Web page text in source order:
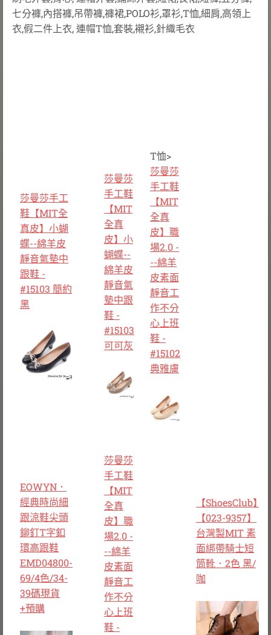
七分褲,內搭褲,吊帶褲,褲裙,POLO衫,罩衫,T恤,細肩,高領上
衣,假二件上衣, 連帽T恤,套裝,襯衫,針織毛衣
莎曼莎手工
鞋【MIT全
真皮】小蝴
蝶--綿羊皮
靜音氣墊中
跟鞋 -
#15103 簡約
黑
莎曼莎
手工鞋
【MIT
全真
皮】小
蝴蝶--
綿羊皮
靜音氣
墊中跟
鞋 -
#15103
可可灰
T恤>
莎曼莎
手工鞋
【MIT
全真
皮】職
場2.0 -
--綿羊
皮素面
靜音工
作不分
心上班
鞋 -
#15102
典雅膚
EOWYN．
經典時尚細
跟涼鞋尖頭
鉚釘T字釦
環高跟鞋
EMD04800-
69/4色/34-
39碼現貨
+預購
莎曼莎
手工鞋
【MIT
全真
皮】職
場2.0 -
--綿羊
皮素面
靜音工
作不分
心上班
鞋 -
【ShoesClub】
【023-9357】
台灣製MIT 素
面綁帶騎士短
筒靴．2色 黑/
咖